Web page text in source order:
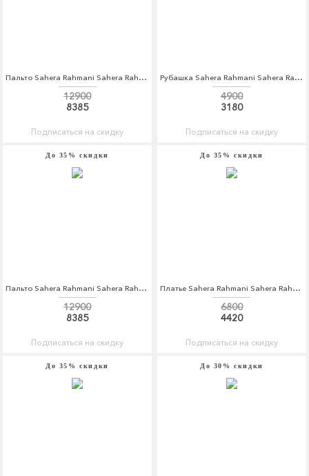
Пальто Sahera Rahmani Sahera Rahmani MP002XW1AQZ0
12900
8385
Подписаться на скидку
Рубашка Sahera Rahmani Sahera Rahmani MP002XM0W5KJ
4900
3180
Подписаться на скидку
До 35% скидки
Пальто Sahera Rahmani Sahera Rahmani MP002XW1AQYZ
12900
8385
Подписаться на скидку
До 35% скидки
Платье Sahera Rahmani Sahera Rahmani MP002XW1AQX1
6800
4420
Подписаться на скидку
До 35% скидки До 30% скидки